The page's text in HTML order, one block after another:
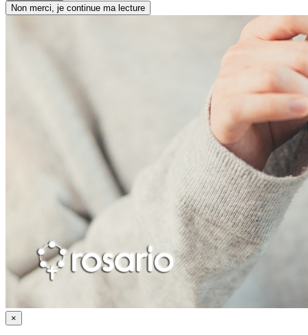
Non merci, je continue ma lecture
×